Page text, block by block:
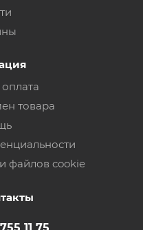
товара
файлов cookie
11 75